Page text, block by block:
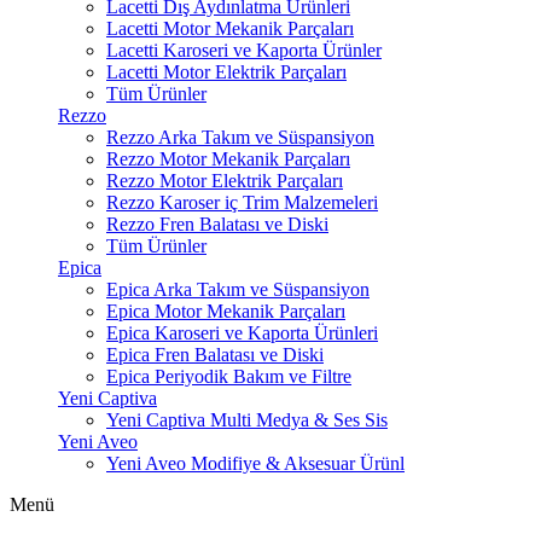
Lacetti Dış Aydınlatma Ürünleri
Lacetti Motor Mekanik Parçaları
Lacetti Karoseri ve Kaporta Ürünler
Lacetti Motor Elektrik Parçaları
Tüm Ürünler
Rezzo
Rezzo Arka Takım ve Süspansiyon
Rezzo Motor Mekanik Parçaları
Rezzo Motor Elektrik Parçaları
Rezzo Karoser iç Trim Malzemeleri
Rezzo Fren Balatası ve Diski
Tüm Ürünler
Epica
Epica Arka Takım ve Süspansiyon
Epica Motor Mekanik Parçaları
Epica Karoseri ve Kaporta Ürünleri
Epica Fren Balatası ve Diski
Epica Periyodik Bakım ve Filtre
Yeni Captiva
Yeni Captiva Multi Medya & Ses Sis
Yeni Aveo
Yeni Aveo Modifiye & Aksesuar Ürünl
Menü